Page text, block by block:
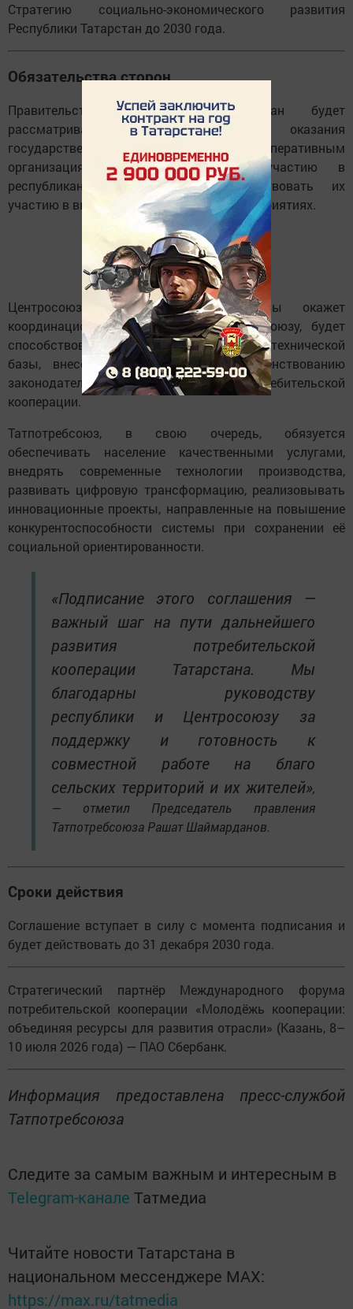
Стратегию социально-экономического развития
Республики Татарстан до 2030 года.
Обязательства сторон
Правительство Республики Татарстан будет
рассматривать возможность оказания
государственной поддержки кооперативным
организациям, привлекать их к участию в
республиканских программах, содействовать их
участию в выставочно-ярмарочных мероприятиях.
Центросоюз РФ со своей стороны окажет
координационную поддержку Татпотребсоюзу, будет
способствовать развитию материально-технической
базы, внесёт предложения по совершенствованию
законодательства в сфере потребительской
кооперации.
Татпотребсоюз, в свою очередь, обязуется
обеспечивать население качественными услугами,
внедрять современные технологии производства,
развивать цифровую трансформацию, реализовывать
инновационные проекты, направленные на повышение
конкурентоспособности системы при сохранении её
социальной ориентированности.
«Подписание этого соглашения —
важный шаг на пути дальнейшего
развития потребительской
кооперации Татарстана. Мы
благодарны руководству
республики и Центросоюзу за
поддержку и готовность к
совместной работе на благо
сельских территорий и их жителей»,
— отметил Председатель правления
Татпотребсоюза Рашат Шаймарданов.
Сроки действия
Соглашение вступает в силу с момента подписания и
будет действовать до 31 декабря 2030 года.
Стратегический партнёр Международного форума
потребительской кооперации «Молодёжь кооперации:
объединяя ресурсы для развития отрасли» (Казань, 8–
10 июля 2026 года) — ПАО Сбербанк.
Информация предоставлена пресс-службой
Татпотребсоюза
Следите за самым важным и интересным в
Telegram-канале Татмедиа
Читайте новости Татарстана в
национальном мессенджере MАХ:
https://max.ru/tatmedia